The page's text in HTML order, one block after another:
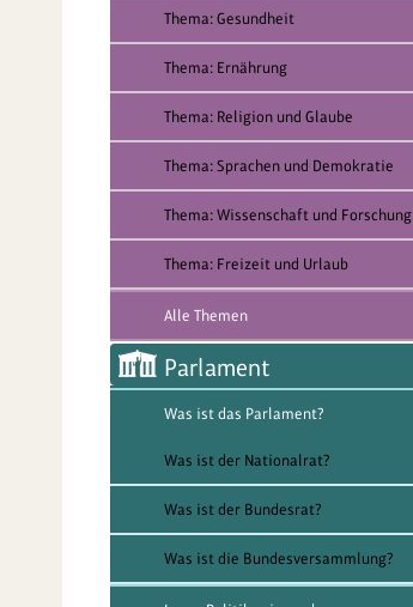
Thema: Gesundheit
Thema: Ernährung
Thema: Religion und Glaube
Thema: Sprachen und Demokratie
Thema: Wissenschaft und Forschung
Thema: Freizeit und Urlaub
Alle Themen
Parlament
Was ist das Parlament?
Was ist der Nationalrat?
Was ist der Bundesrat?
Was ist die Bundesversammlung?